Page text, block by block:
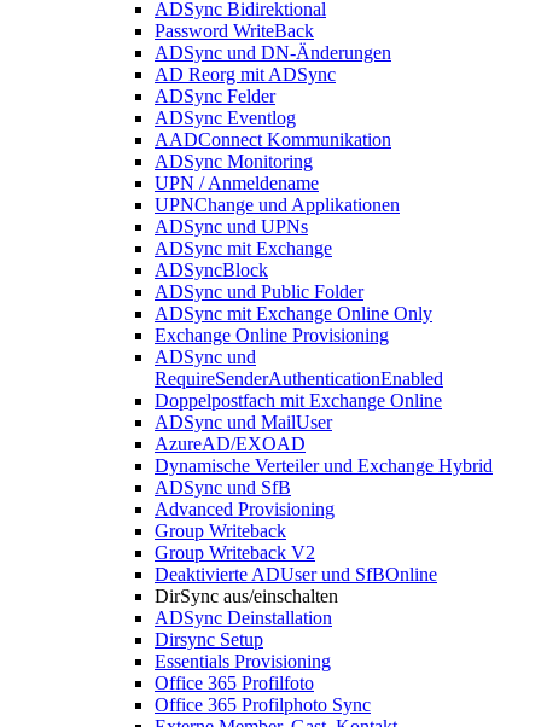
ADSync Bidirektional
Password WriteBack
ADSync und DN-Änderungen
AD Reorg mit ADSync
ADSync Felder
ADSync Eventlog
AADConnect Kommunikation
ADSync Monitoring
UPN / Anmeldename
UPNChange und Applikationen
ADSync und UPNs
ADSync mit Exchange
ADSyncBlock
ADSync und Public Folder
ADSync mit Exchange Online Only
Exchange Online Provisioning
ADSync und
RequireSenderAuthenticationEnabled
Doppelpostfach mit Exchange Online
ADSync und MailUser
AzureAD/EXOAD
Dynamische Verteiler und Exchange Hybrid
ADSync und SfB
Advanced Provisioning
Group Writeback
Group Writeback V2
Deaktivierte ADUser und SfBOnline
DirSync aus/einschalten
ADSync Deinstallation
Dirsync Setup
Essentials Provisioning
Office 365 Profilfoto
Office 365 Profilphoto Sync